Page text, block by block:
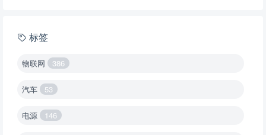
标签
物联网 386
汽车 53
电源 146